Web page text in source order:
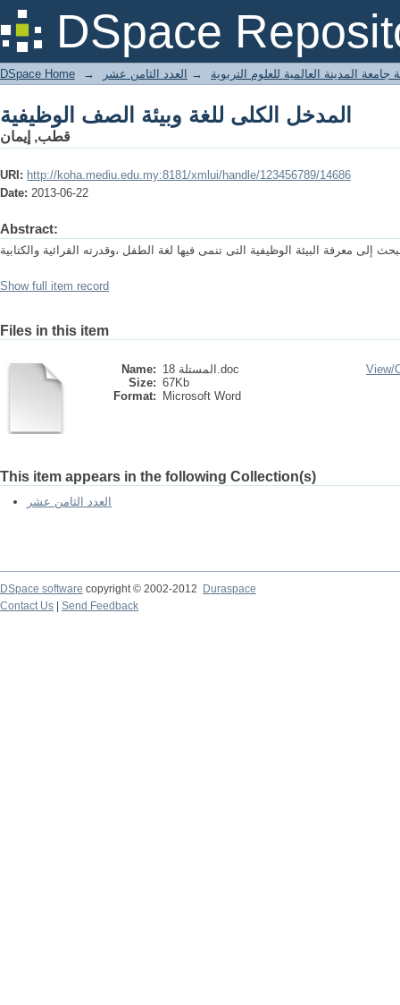
DSpace
المدخل الكلى للغة وبيئة الصف الوظيفية
DSpace Home → جامعة المدينة العالمية للعلوم التربوية → العدد الثامن عشر
المدخل الكلى للغة وبيئة الصف الوظيفية
قطب, إيمان
URI: http://koha.mediu.edu.my:8181/xmlui/handle/123456789/14686
Date: 2013-06-22
Abstract:
إلى معرفة البيئة الوظيفية التى تنمى فيها لغة الطفل ،وقدرته القرائية والكتابية
Show full item record
Files in this item
Name:
المستلة 18.doc
Size: 67Kb
Format:
Microsoft Word
View/
This item appears in the following Collection(s)
العدد الثامن عشر
DSpace software copyright © 2002-2012
Duraspace
Contact Us
Send Feedback